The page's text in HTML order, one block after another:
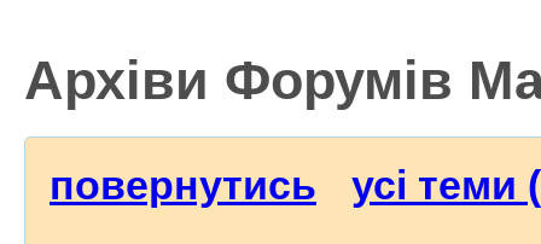
Архіви Форумів
повернутись усі теми